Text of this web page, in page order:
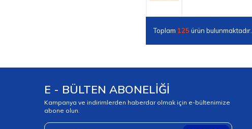
Toplam 125 ürün bulunmaktadır.
E - BÜLTEN ABONELİĞİ
Kampanya ve indirimlerden haberdar olmak için e-bültenimize
abone olun.